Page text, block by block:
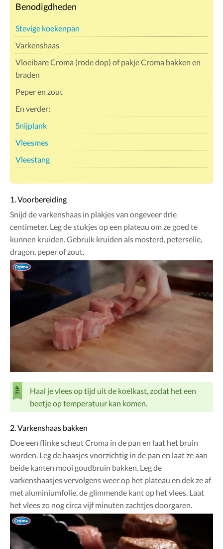
Benodigdheden
Stevige koekenpan
Varkenshaas
Vloeibare Croma (rode dop) of pakje Croma bakken en
braden
Peper en zout
En verder:
Snijplank
Vleesmes
Vleestang
1. Voorbereiding
Snijd de varkenshaas in plakjes van ongeveer drie
centimeter. Leg de stukjes op een plateau om ze goed te
kunnen kruiden. Gebruik kruiden als mosterd, peterselie,
dragon, peper of zout.
Haal je vlees op tijd uit de koelkast, zodat het een
beetje op temperatuur kan komen.
2. Varkenshaas bakken
Doe een flinke scheut Croma in de pan en laat het bruin
worden. Leg de haasjes voorzichtig in de pan en laat ze aan
beide kanten mooi goudbruin bakken. Leg de
varkenshaasjes vervolgens weer op het plateau en dek ze af
met aluminiumfolie, de glimmende kant op het vlees. Laat
het vlees zo nog circa vijf minuten zachtjes doorgaren.